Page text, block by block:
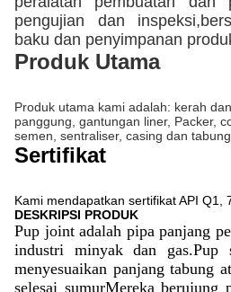
pengujian dan
baku dan penyimpanan
Produk Utama